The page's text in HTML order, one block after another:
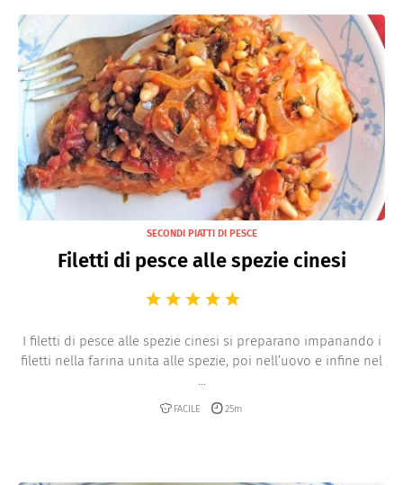
SECONDI PIATTI DI PESCE
Filetti di pesce alle spezie cinesi
I filetti di pesce alle spezie cinesi si preparano impanando i
filetti nella farina unita alle spezie, poi nell’uovo e infine nel
...
FACILE 25m